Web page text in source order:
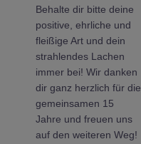
Behalte dir bitte deine
positive, ehrliche und
fleißige Art und dein
strahlendes Lachen
immer bei! Wir danken
dir ganz herzlich für die
gemeinsamen 15
Jahre und freuen uns
auf den weiteren Weg!